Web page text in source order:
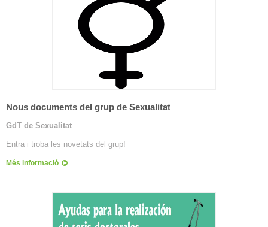
Nous documents del grup de Sexualitat
GdT de Sexualitat
Entra i troba les novetats del grup!
Més informació